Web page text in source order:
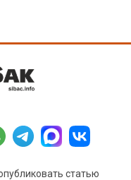
статью